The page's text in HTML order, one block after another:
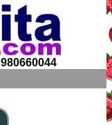
980660044